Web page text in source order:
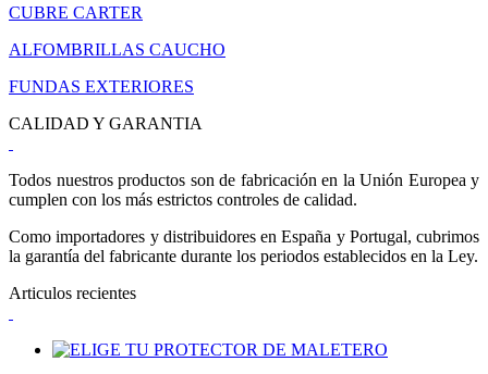
CUBRE CARTER
ALFOMBRILLAS CAUCHO
FUNDAS EXTERIORES
CALIDAD Y GARANTIA
Todos nuestros productos son de fabricación en la Unión Europea y
cumplen con los más estrictos controles de calidad.
Como importadores y distribuidores en España y Portugal, cubrimos
la garantía del fabricante durante los periodos establecidos en la Ley.
Articulos recientes